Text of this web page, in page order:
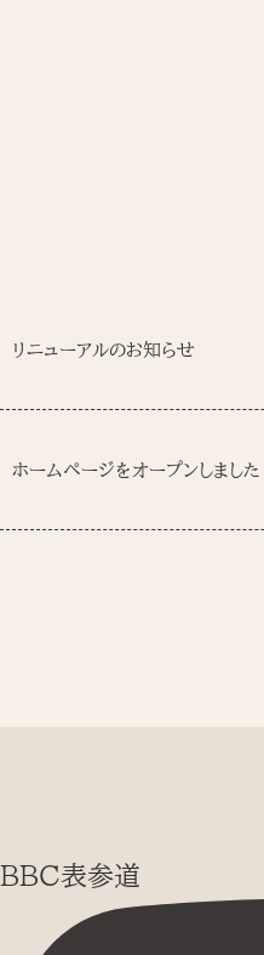
リニューアルのお知らせ
ホームページをオープンしました
BBC表参道